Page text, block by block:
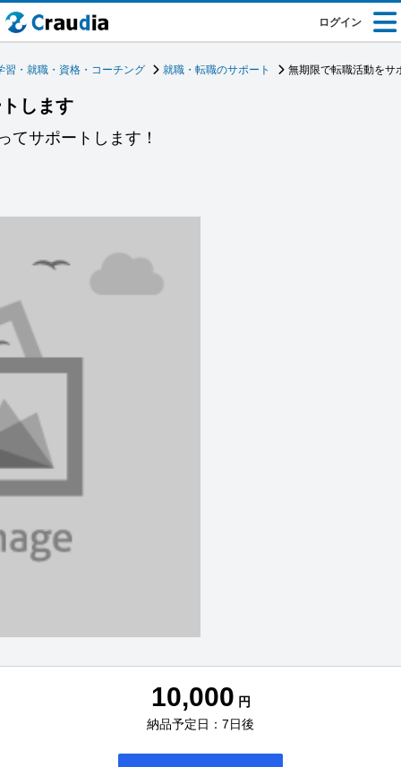
ログイン
習・就職・資格・コーチング 就職・転職のサポート 無期限で転職活動をサ
します
てサポートします！
10,000 円
納品予定日：7日後